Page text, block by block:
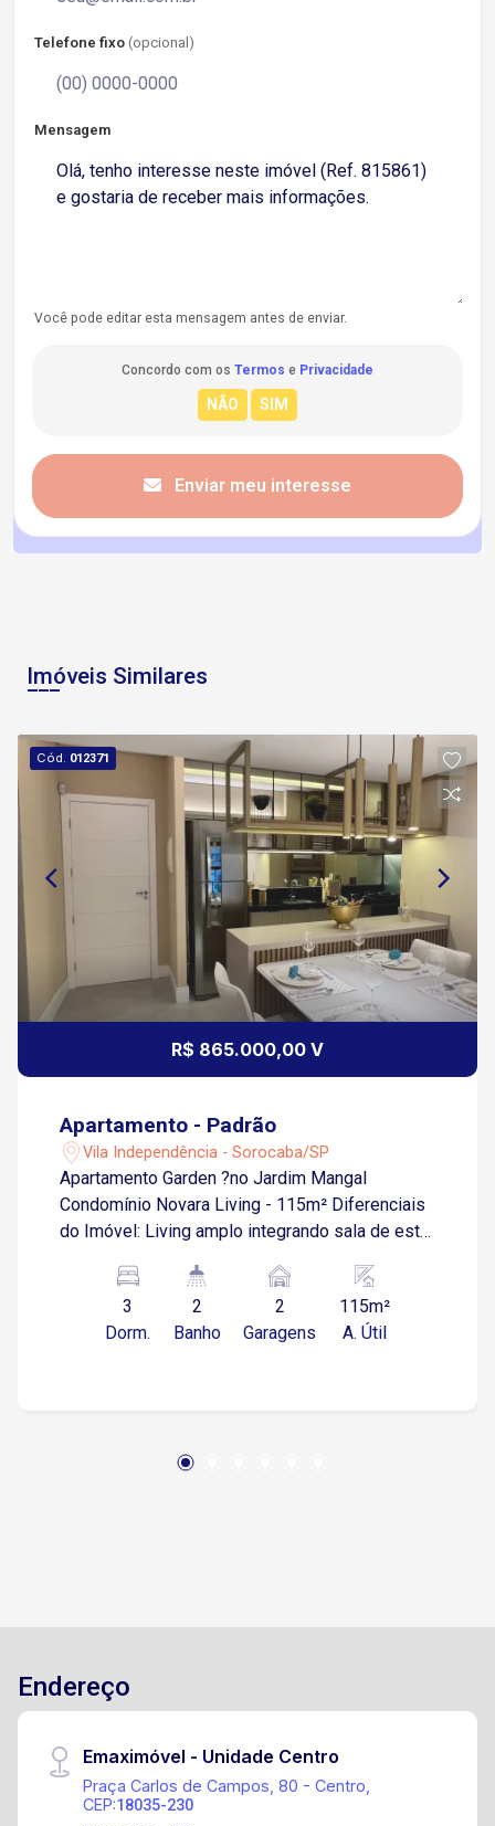
Telefone fixo (opcional)
Mensagem
Você pode editar esta mensagem antes de enviar.
Concordo com os Termos e Privacidade
Enviar meu interesse
Imóveis Similares
Cód. 012371
R$ 865.000,00 V
Apartamento - Padrão
Vila Independência - Sorocaba/SP
Apartamento Garden ?no Jardim Mangal
Condomínio Novara Living - 115m² Diferenciais
do Imóvel: Living amplo integrando sala de estar
aproveitamento de espaço Lavanderia
independente Banheiro social elegante 3
dormitórios, sendo 1 suíte Piso porcelanato 90?
veículos Lazer Completo e Infraestrutura
Lobby com conceito de hotel Tudo isso em um
condomínio seguro e bem localizado,
qualidade de vida para toda a família. Entrega
prevista para Jan/26 Área Construída: 115.03m2
Dormitórios: 3 Suítes: 1 Banheiros: 1 Vagas de
3
Dorm.
2
Banho
2
Garagens
115m²
A. Útil
Endereço
Emaximóvel - Unidade Centro
Praça Carlos de Campos, 80 - Centro,
CEP:18035-230